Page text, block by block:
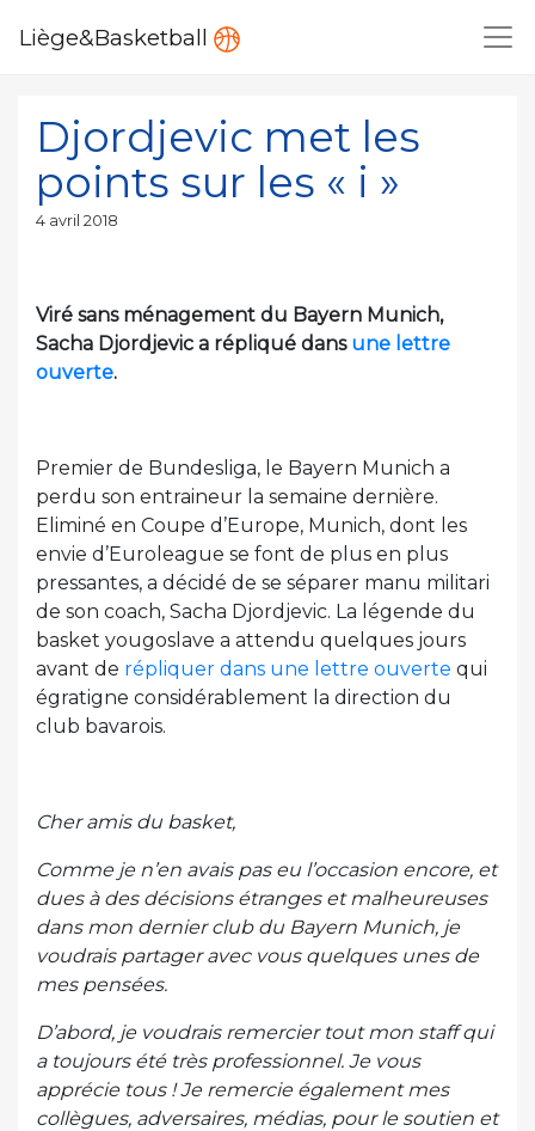
Liège&Basketball
Djordjevic met les
points sur les « i »
Publié
4 avril 2018
Viré sans ménagement du Bayern Munich,
Sacha Djordjevic a répliqué dans une lettre
ouverte.
Premier de Bundesliga, le Bayern Munich a
perdu son entraineur la semaine dernière.
Eliminé en Coupe d’Europe, Munich, dont les
envie d’Euroleague se font de plus en plus
pressantes, a décidé de se séparer manu militari
de son coach, Sacha Djordjevic. La légende du
basket yougoslave a attendu quelques jours
avant de répliquer dans une lettre ouverte qui
égratigne considérablement la direction du
club bavarois.
Cher amis du basket,
Comme je n’en avais pas eu l’occasion encore, et
dues à des décisions étranges et malheureuses
dans mon dernier club du Bayern Munich, je
voudrais partager avec vous quelques unes de
mes pensées.
D’abord, je voudrais remercier tout mon staff qui
a toujours été très professionnel. Je vous
apprécie tous ! Je remercie également mes
collègues, adversaires, médias, pour le soutien et